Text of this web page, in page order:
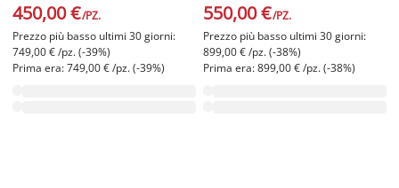
450,00 €/PZ.
Prezzo più basso ultimi 30 giorni:
749,00 € /pz. (-39%)
Prima era: 749,00 € /pz. (-39%)
550,00 €/PZ.
Prezzo più basso ultimi 30 giorni:
899,00 € /pz. (-38%)
Prima era: 899,00 € /pz. (-38%)